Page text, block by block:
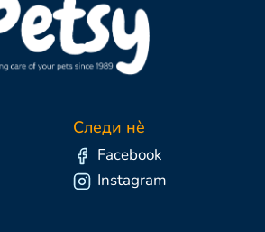
Следи нè
Facebook
Instagram